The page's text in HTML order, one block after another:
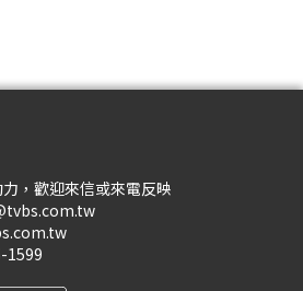
，歡迎來信或來電反映
1599